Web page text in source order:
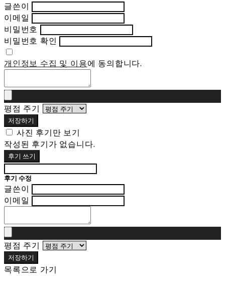
글쓴이
이메일
비밀번호
비밀번호 확인
개인정보 수집 및 이용에 동의합니다.
평점 주기
저장하기
사진 후기만 보기
작성된 후기가 없습니다.
후기 쓰기
후기 수정
글쓴이
이메일
평점 주기
저장하기
목록으로 가기